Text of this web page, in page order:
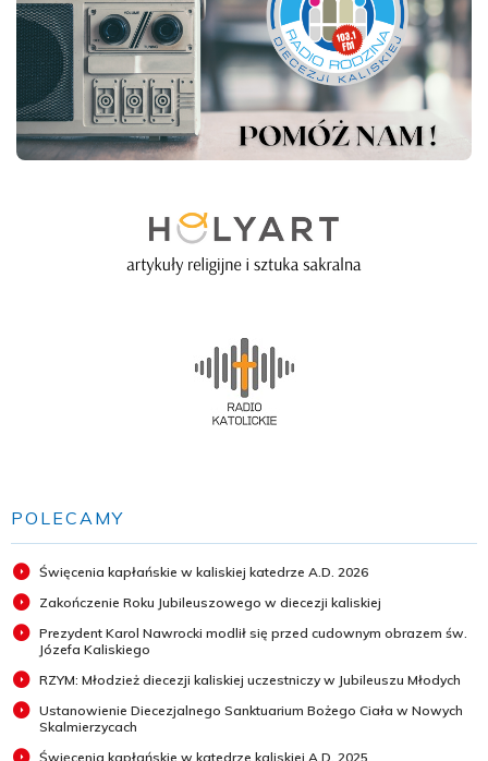
POLECAMY
Święcenia kapłańskie w kaliskiej katedrze A.D. 2026
Zakończenie Roku Jubileuszowego w diecezji kaliskiej
Prezydent Karol Nawrocki modlił się przed cudownym obrazem św.
Józefa Kaliskiego
RZYM: Młodzież diecezji kaliskiej uczestniczy w Jubileuszu Młodych
Ustanowienie Diecezjalnego Sanktuarium Bożego Ciała w Nowych
Skalmierzycach
Święcenia kapłańskie w katedrze kaliskiej A.D. 2025